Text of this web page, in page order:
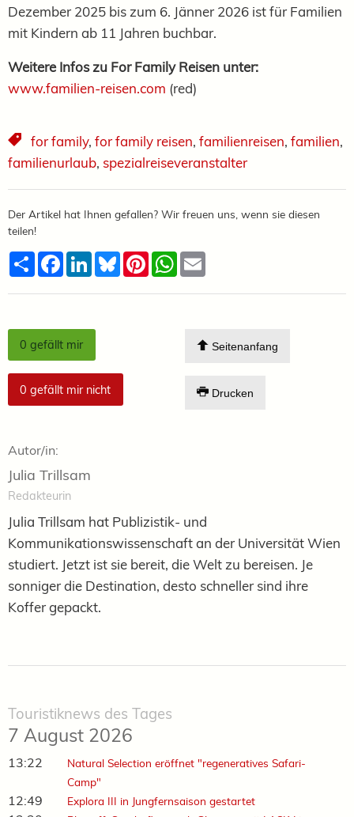
Dezember 2025 bis zum 6. Jänner 2026 ist für Familien
mit Kindern ab 11 Jahren buchbar.
Weitere Infos zu For Family Reisen unter:
www.familien-reisen.com (red)
for family, for family reisen, familienreisen, familien,
familienurlaub, spezialreiseveranstalter
Der Artikel hat Ihnen gefallen? Wir freuen uns, wenn sie diesen
teilen!
TeilenFacebook
LinkedInBlueskyPinterestWhatsApp
0 gefällt mir
0 gefällt mir nicht
Seitenanfang
Drucken
Autor/in:
Julia Trillsam
Redakteurin
Julia Trillsam hat Publizistik- und
Kommunikationswissenschaft an der Universität Wien
studiert. Jetzt ist sie bereit, die Welt zu bereisen. Je
sonniger die Destination, desto schneller sind ihre
Koffer gepackt.
Touristiknews des Tages
7 August 2026
13:22
Natural Selection eröffnet "regeneratives Safari-
Camp"
12:49 Explora III in Jungfernsaison gestartet